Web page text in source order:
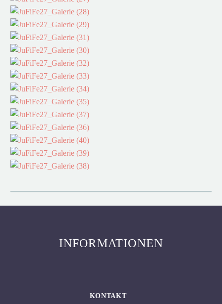
INFORMATIONEN
KONTAKT